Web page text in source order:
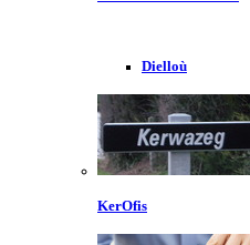
Dielloù
KerOfis